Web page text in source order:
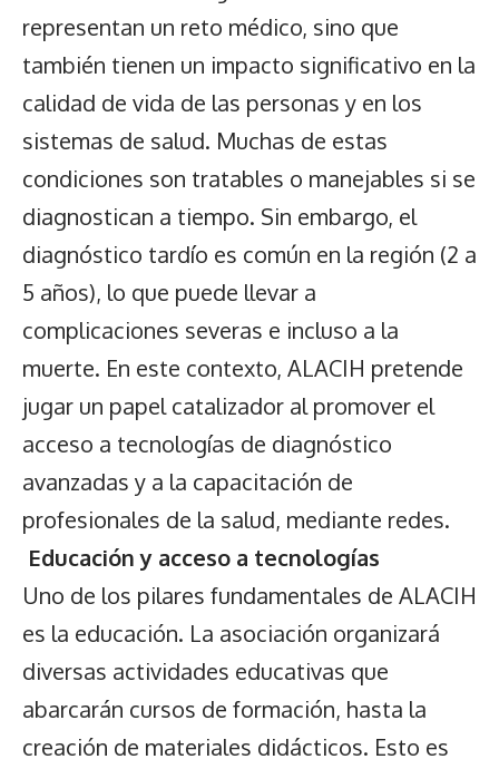
representan un reto médico, sino que
también tienen un impacto significativo en la
calidad de vida de las personas y en los
sistemas de salud. Muchas de estas
condiciones son tratables o manejables si se
diagnostican a tiempo. Sin embargo, el
diagnóstico tardío es común en la región (2 a
5 años), lo que puede llevar a
complicaciones severas e incluso a la
muerte. En este contexto, ALACIH pretende
jugar un papel catalizador al promover el
acceso a tecnologías de diagnóstico
avanzadas y a la capacitación de
profesionales de la salud, mediante redes.
Educación y acceso a tecnologías
Uno de los pilares fundamentales de ALACIH
es la educación. La asociación organizará
diversas actividades educativas que
abarcarán cursos de formación, hasta la
creación de materiales didácticos. Esto es